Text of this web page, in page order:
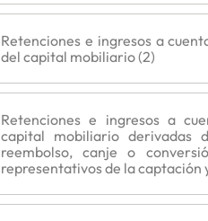
Retenciones e ingresos a
del capital mobiliario (2)
Retenciones e ingresos a
capital mobiliario derivadas
reembolso, canje o
representativos de la captación